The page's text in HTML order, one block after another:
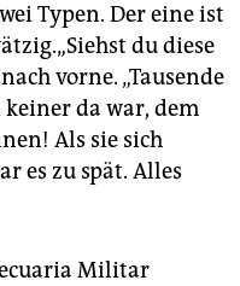
Typen. Der eine ist
du diese
vorne. „Tausende
da war, dem
Als sie sich
es zu spät. Alles
Militar